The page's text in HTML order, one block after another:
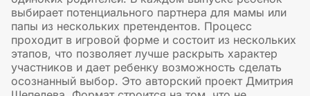
выбирает потенциального партнера для мамы или
папы из нескольких претендентов. Процесс
проходит в игровой форме и состоит из нескольких
этапов, что позволяет лучше раскрыть характер
участников и дает ребенку возможность сделать
осознанный выбор. Это авторский проект Дмитрия